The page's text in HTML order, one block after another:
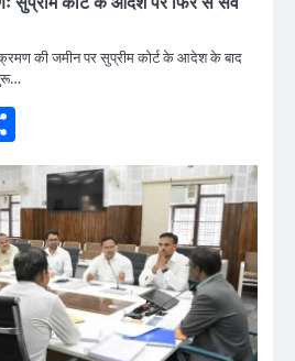
की जमीन पर सुप्रीम कोर्ट के आदेश के बाद